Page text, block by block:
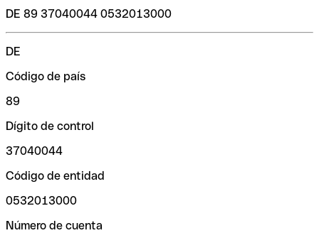
DE 89 37040044 0532013000
DE
Código de país
89
Dígito de control
37040044
Código de entidad
0532013000
Número de cuenta